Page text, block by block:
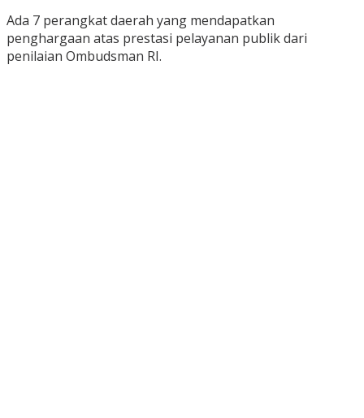
Ada 7 perangkat daerah yang mendapatkan
penghargaan atas prestasi pelayanan publik dari
penilaian Ombudsman RI.